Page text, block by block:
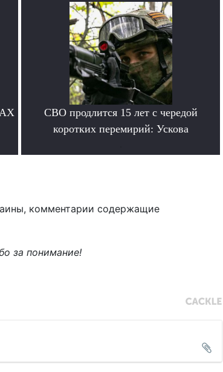
СВО продлится 15 лет с чередой
коротких перемирий: Ускова
комментарии содержащие
за понимание!